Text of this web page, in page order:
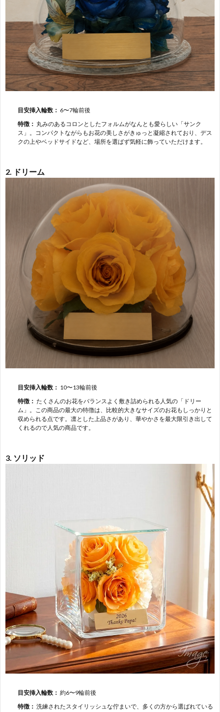
目安挿入輪数： 6〜7輪前後
特徴： 丸みのあるコロンとしたフォルムがなんとも愛らしい「サンク
ス」。コンパクトながらもお花の美しさがきゅっと凝縮されており、デス
クの上やベッドサイドなど、場所を選ばず気軽に飾っていただけます。
2. ドリーム
目安挿入輪数： 10〜13輪前後
特徴： たくさんのお花をバランスよく敷き詰められる人気の「ドリー
ム」。この商品の最大の特徴は、比較的大きなサイズのお花もしっかりと
収められる点です。凛とした上品さがあり、華やかさを最大限引き出して
くれるので人気の商品です。
3. ソリッド
目安挿入輪数： 約6〜9輪前後
特徴： 洗練されたスタイリッシュな佇まいで、多くの方から選ばれている